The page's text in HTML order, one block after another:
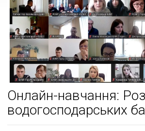
Онлайн-навчання:
водогосподарських